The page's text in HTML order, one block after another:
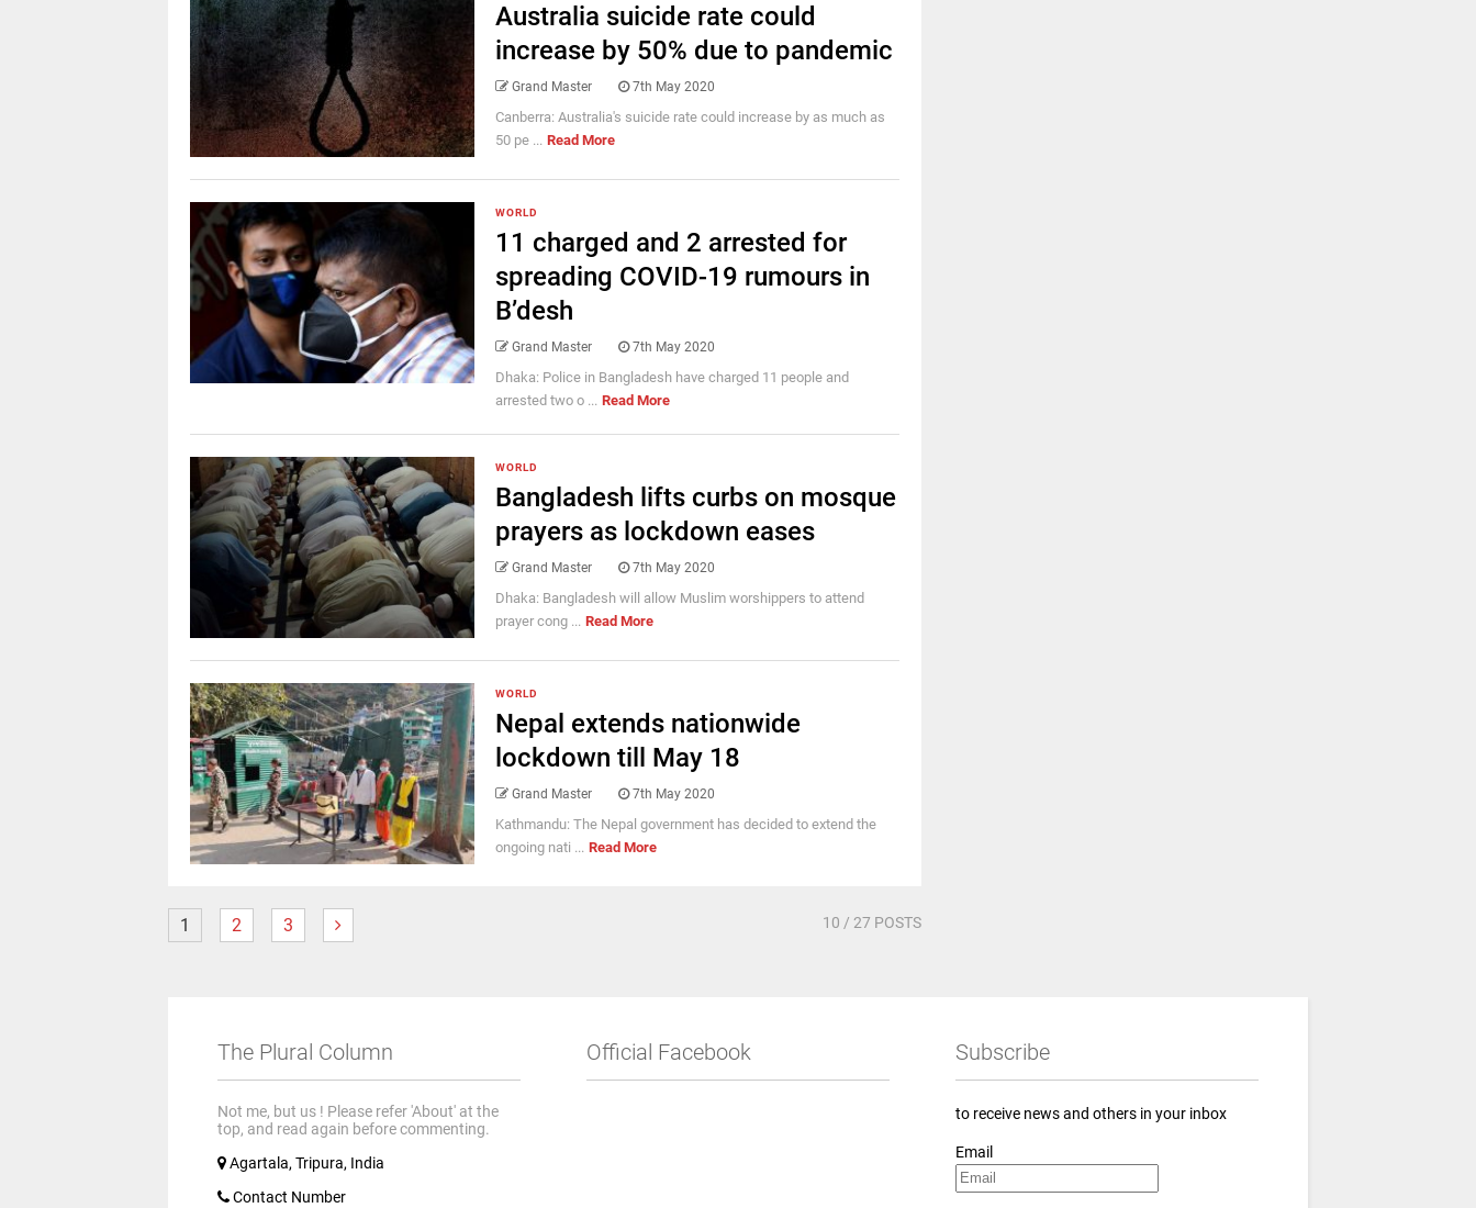
Australia suicide rate could
increase by 50% due to pandemic
Grand Master 7th May 2020
Canberra: Australia's suicide rate could increase by as much as
50 pe ... Read More
WORLD
11 charged and 2 arrested for
spreading COVID-19 rumours in
B’desh
Grand Master 7th May 2020
Dhaka: Police in Bangladesh have charged 11 people and
arrested two o ... Read More
WORLD
Bangladesh lifts curbs on mosque
prayers as lockdown eases
Grand Master 7th May 2020
Dhaka: Bangladesh will allow Muslim worshippers to attend
prayer cong ... Read More
WORLD
Nepal extends nationwide
lockdown till May 18
Grand Master 7th May 2020
Kathmandu: The Nepal government has decided to extend the
ongoing nati ... Read More
1 2 3 10 / 27 POSTS
The Plural Column
Not me, but us ! Please refer 'About' at the
top, and read again before commenting.
Agartala, Tripura, India
Contact Number
Official Facebook Subscribe
to receive news and others in your inbox
Email